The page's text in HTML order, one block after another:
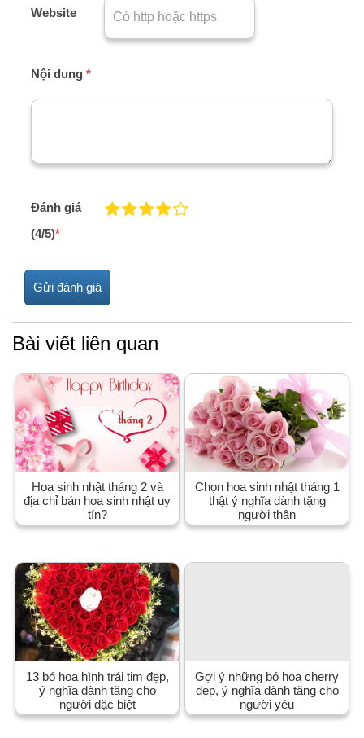
Website
Nội dung *
Đánh giá
(4/5)*
Bài viết liên quan
Hoa sinh nhật tháng 2 và
địa chỉ bán hoa sinh nhật uy
tín?
Chọn hoa sinh nhật tháng 1
thật ý nghĩa dành tặng
người thân
13 bó hoa hình trái tim đẹp,
ý nghĩa dành tặng cho
người đặc biệt
Gợi ý những bó hoa cherry
đẹp, ý nghĩa dành tặng cho
người yêu